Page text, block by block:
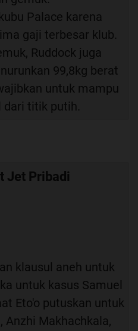
Palace karena
gaji terbesar klub.
Ruddock juga
99,8kg berat
untuk mampu
dari titik putih.
Jet Pribadi
klausul aneh untuk
untuk kasus Samuel
Eto'o putuskan untuk
Anzhi Makhachkala,